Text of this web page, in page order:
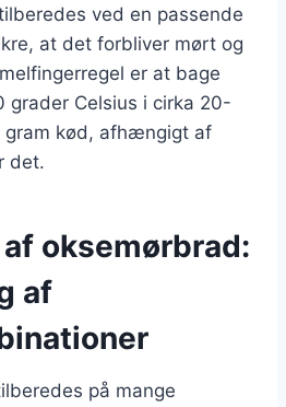
ved en passende
at det forbliver mørt og
er at bage
grader Celsius i cirka 20-
gram kød, afhængigt af
det.
oksemørbrad:
af
på mange